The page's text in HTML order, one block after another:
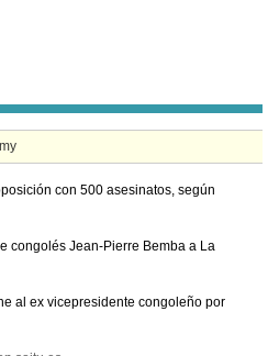
con 500 asesinatos, según
congolés Jean-Pierre Bemba a La
al ex vicepresidente congoleño por